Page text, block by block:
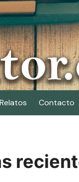
Relatos Contacto